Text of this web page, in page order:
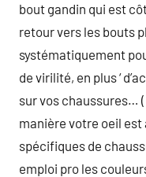
bout gandin qui est
retour vers les bouts
systématiquement
de virilité, en plus ‘
sur vos chaussures…
manière votre oeil
spécifiques de
emploi pro les